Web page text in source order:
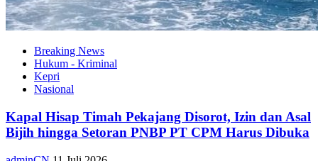
Breaking News
Hukum - Kriminal
Kepri
Nasional
Kapal Hisap Timah Pekajang Disorot, Izin dan Asal
Bijih hingga Setoran PNBP PT CPM Harus Dibuka